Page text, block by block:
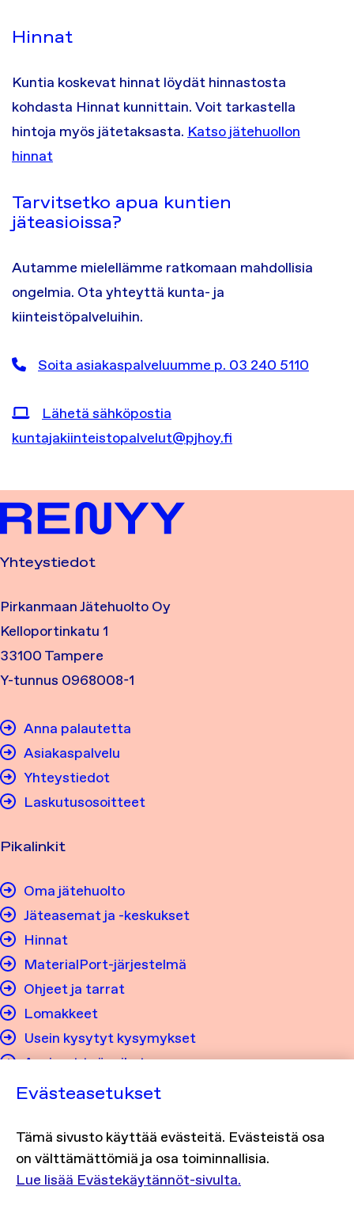
Hinnat
Kuntia koskevat hinnat löydät hinnastosta
kohdasta Hinnat kunnittain. Voit tarkastella
hintoja myös jätetaksasta. Katso jätehuollon
hinnat
Tarvitsetko apua kuntien
jäteasioissa?
Autamme mielellämme ratkomaan mahdollisia
ongelmia. Ota yhteyttä kunta- ja
kiinteistöpalveluihin.
Soita asiakaspalveluumme p. 03 240 5110
Lähetä sähköpostia
kuntajakiinteistopalvelut@pjhoy.fi
Yhteystiedot
Pirkanmaan Jätehuolto Oy
Kelloportinkatu 1
33100 Tampere
Y-tunnus 0968008-1
Anna palautetta
Asiakaspalvelu
Yhteystiedot
Laskutusosoitteet
Pikalinkit
Oma jätehuolto
Jäteasemat ja -keskukset
Hinnat
MaterialPort-järjestelmä
Ohjeet ja tarrat
Lomakkeet
Usein kysytyt kysymykset
Avoimet työpaikat
Tietosuojaseloste
Evästekäytännöt
Evästeasetukset
Tämä sivusto käyttää evästeitä. Evästeistä osa
on välttämättömiä ja osa toiminnallisia.
Lue lisää Evästekäytännöt-sivulta.